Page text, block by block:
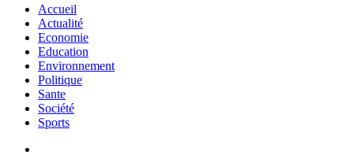
Accueil
Actualité
Economie
Education
Environnement
Politique
Sante
Société
Sports